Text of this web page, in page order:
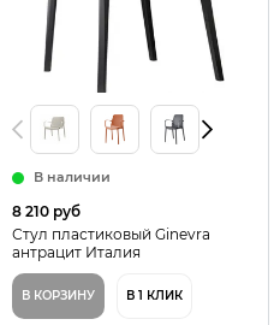
В наличии
8 210 руб
Стул пластиковый Ginevra
антрацит Италия
В КОРЗИНУ В 1 КЛИК